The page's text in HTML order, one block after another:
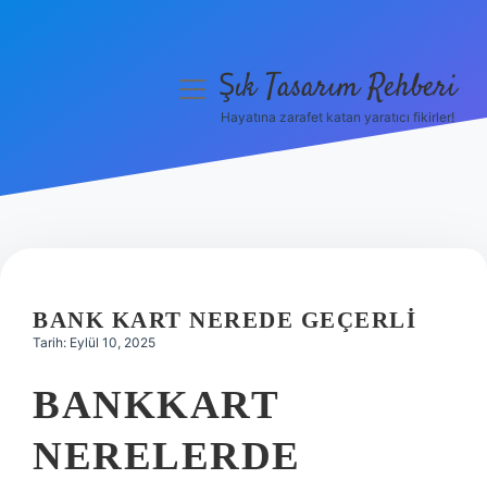
Hakkımızda
menüyüŞık Tasarım Rehberi
Hayatına zarafet katan yaratıcı fikirler!
BANK KART NEREDE GEÇERLI
Tarih: Eylül 10, 2025
BANKKART
NERELERDE